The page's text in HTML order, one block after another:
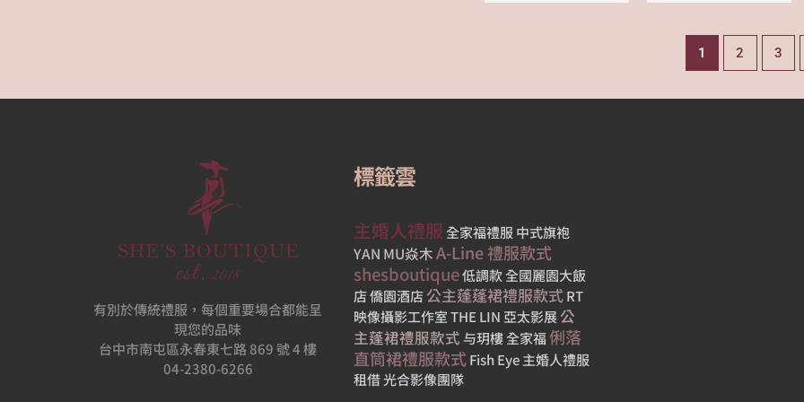
1 2 3
有別於傳統禮服，每個重要場合都能呈
現您的品味
台中市南屯區永春東七路 869 號 4 樓
04-2380-6266
標籤雲
主婚人禮服 全家福禮服 中式旗袍
YAN MU焱木A-Line 禮服款式
shesboutique低調款 全國麗園大飯
店僑園酒店 公主蓬蓬裙禮服款式 RT
映像攝影工作室THE LIN 亞太影展 公
主蓬裙禮服款式 与玥樓 全家福俐落
直筒裙禮服款式 Fish Eye 主婚人禮服
租借光合影像團隊